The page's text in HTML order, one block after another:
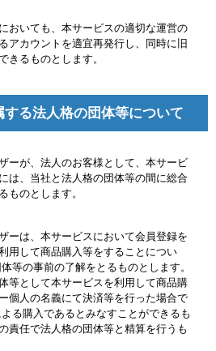
おいても、本サービスの適切な運営の
アカウントを適宜再発行し、同時に旧
きるものとします。
る法人格の団体等について
ーが、法人のお客様として、本サービ
は、当社と法人格の団体等の間に総合
ものとします。
ーは、本サービスにおいて会員登録を
用して商品購入等をすることについ
等の事前の了解をとるものとします。
等として本サービスを利用して商品購
個人の名義にて決済等を行った場合で
る購入であるとみなすことができるも
責任で法人格の団体等と精算を行うも